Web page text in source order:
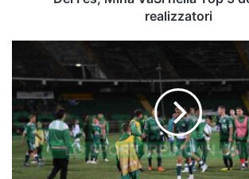
realizzatori
coperta
corta
per
Pazienza:
ecco
scelte